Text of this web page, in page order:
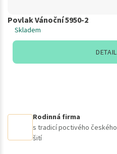
Povlak Vánoční 5950-2
Skladem
DETAIL
Rodinná firma
s tradicí poctivého českého
šití